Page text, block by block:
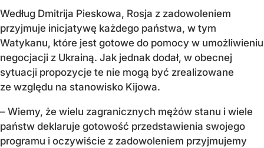
Według Dmitrija Pieskowa, Rosja z zadowoleniem
przyjmuje inicjatywę każdego państwa, w tym
Watykanu, które jest gotowe do pomocy w umożliwieniu
negocjacji z Ukrainą. Jak jednak dodał, w obecnej
sytuacji propozycje te nie mogą być zrealizowane
ze względu na stanowisko Kijowa.
– Wiemy, że wielu zagranicznych mężów stanu i wiele
państw deklaruje gotowość przedstawienia swojego
programu i oczywiście z zadowoleniem przyjmujemy